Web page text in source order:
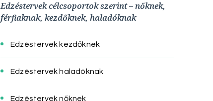
Edzéstervek célcsoportok szerint – nőknek,
férfiaknak, kezdőknek, haladóknak
Edzéstervek kezdőknek
Edzéstervek haladóknak
Edzéstervek nőknek